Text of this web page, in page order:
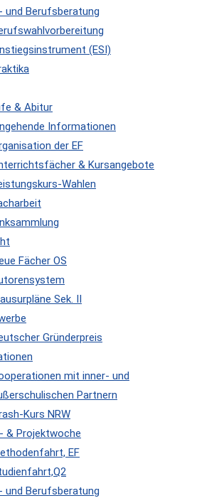
und Berufsberatung
(ESI)
& Abitur
Informationen
der EF
& Kursangebote
Wahlen
Fächer OS
Sek. II
Gründerpreis
mit inner- und
Partnern
Kurs NRW
& Projektwoche
EF
und Berufsberatung